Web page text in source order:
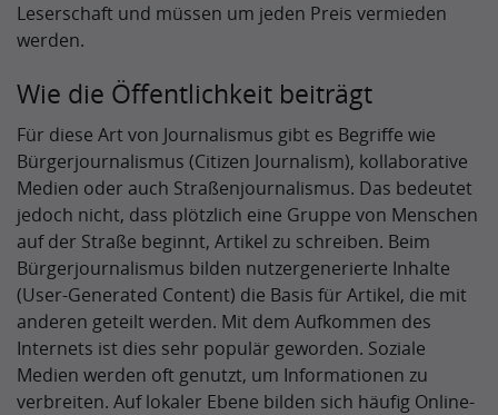
Leserschaft und müssen um jeden Preis vermieden
werden.
Wie die Öffentlichkeit beiträgt
Für diese Art von Journalismus gibt es Begriffe wie
Bürgerjournalismus (Citizen Journalism), kollaborative
Medien oder auch Straßenjournalismus. Das bedeutet
jedoch nicht, dass plötzlich eine Gruppe von Menschen
auf der Straße beginnt, Artikel zu schreiben. Beim
Bürgerjournalismus bilden nutzergenerierte Inhalte
(User-Generated Content) die Basis für Artikel, die mit
anderen geteilt werden. Mit dem Aufkommen des
Internets ist dies sehr populär geworden. Soziale
Medien werden oft genutzt, um Informationen zu
verbreiten. Auf lokaler Ebene bilden sich häufig Online-